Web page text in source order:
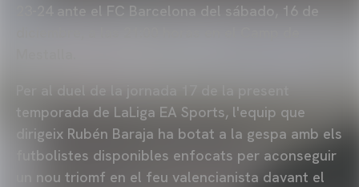
23-24 ante el FC Barcelona del sábado, 16 de
temporada de LaLiga EA Sports, l'equip que
dirigeix Rubén Baraja ha botat a la gespa amb els
futbolistes disponibles enfocats per aconseguir
un nou triomf en el feu valencianista davant el